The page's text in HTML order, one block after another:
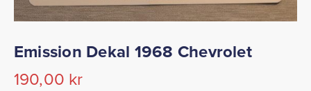
Emission Dekal 1968 Chevrolet
190,00 kr